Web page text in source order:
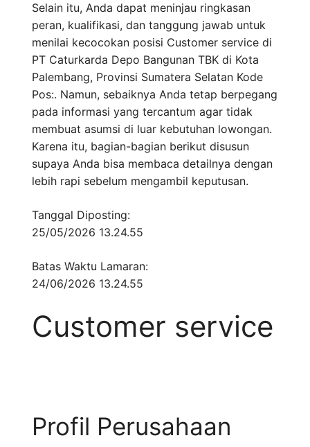
Selain itu, Anda dapat meninjau ringkasan
peran, kualifikasi, dan tanggung jawab untuk
menilai kecocokan posisi Customer service di
PT Caturkarda Depo Bangunan TBK di Kota
Palembang, Provinsi Sumatera Selatan Kode
Pos:. Namun, sebaiknya Anda tetap berpegang
pada informasi yang tercantum agar tidak
membuat asumsi di luar kebutuhan lowongan.
Karena itu, bagian-bagian berikut disusun
supaya Anda bisa membaca detailnya dengan
lebih rapi sebelum mengambil keputusan.
Tanggal Diposting:
25/05/2026 13.24.55
Batas Waktu Lamaran:
24/06/2026 13.24.55
Customer service
Profil Perusahaan